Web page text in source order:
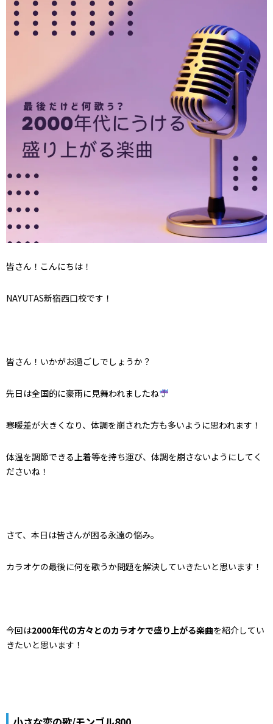
皆さん！こんにちは！
NAYUTAS新宿西口校です！
皆さん！いかがお過ごしでしょうか？
先日は全国的に豪雨に見舞われましたね
寒暖差が大きくなり、体調を崩された方も多いように思われます！
体温を調節できる上着等を持ち運び、体調を崩さないようにしてく
ださいね！
さて、本日は皆さんが困る永遠の悩み。
カラオケの最後に何を歌うか問題を解決していきたいと思います！
今回は2000年代の方々とのカラオケで盛り上がる楽曲を紹介してい
きたいと思います！